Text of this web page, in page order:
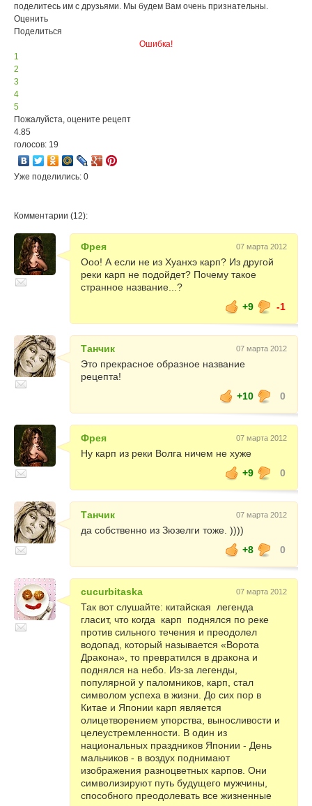
поделитесь им с друзьями. Мы будем Вам очень признательны.
Оценить
Поделиться
Ошибка!
1
2
3
4
5
Пожалуйста, оцените рецепт
4.85
голосов: 19
Уже поделились: 0
Комментарии (12):
Фрея 07 марта 2012
Ооо! А если не из Хуанхэ карп? Из другой
реки карп не подойдет? Почему такое
странное название...?
+9
-1
Танчик 07 марта 2012
Это прекрасное образное название
рецепта!
+10
0
Фрея 07 марта 2012
Ну карп из реки Волга ничем не хуже
+9
0
Танчик 07 марта 2012
да собственно из Зюзелги тоже. ))))
+8
0
cucurbitaska 07 марта 2012
Так вот слушайте: китайская легенда
гласит, что когда карп поднялся по реке
против сильного течения и преодолел
водопад, который называется «Ворота
Дракона», то превратился в дракона и
поднялся на небо. Из-за легенды,
популярной у паломников, карп, стал
символом успеха в жизни. До сих пор в
Китае и Японии карп является
олицетворением упорства, выносливости и
целеустремленности. В один из
национальных праздников Японии - День
мальчиков - в воздух поднимают
изображения разноцветных карпов. Они
символизируют путь будущего мужчины,
способного преодолевать все жизненные